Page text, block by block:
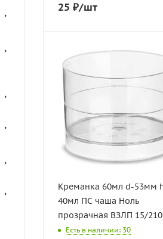
25 ₽/шт
Креманка 60мл d-53мм h-
40мл ПС чаша Ноль
прозрачная ВЗЛП 15/210
Есть в наличии: 30